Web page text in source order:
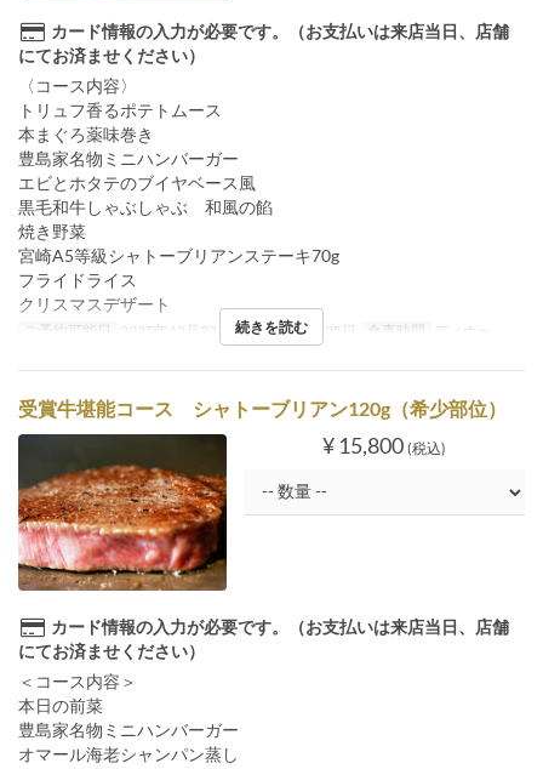
カード情報の入力が必要です。（お支払いは来店当日、店舗
にてお済ませください）
〈コース内容〉
トリュフ香るポテトムース
本まぐろ薬味巻き
豊島家名物ミニハンバーガー
エビとホタテのブイヤベース風
黒毛和牛しゃぶしゃぶ 和風の餡
焼き野菜
宮崎A5等級シャトーブリアンステーキ70g
フライドライス
クリスマスデザート
ご予約可能日 2025年12月23日 ~ 2025年12月25日 食事時間 ディナー
続きを読む
受賞牛堪能コース シャトーブリアン120g（希少部位）
¥ 15,800 (税込)
カード情報の入力が必要です。（お支払いは来店当日、店舗
にてお済ませください）
＜コース内容＞
本日の前菜
豊島家名物ミニハンバーガー
オマール海老シャンパン蒸し